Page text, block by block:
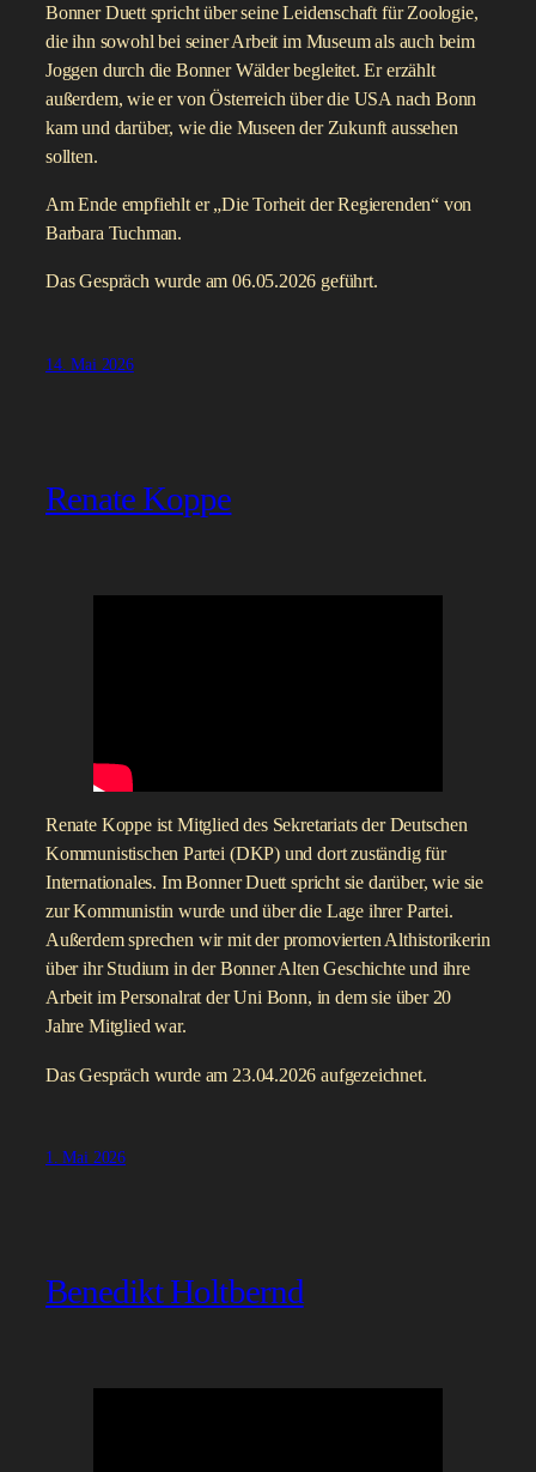
Bonner Duett spricht über seine Leidenschaft für Zoologie,
die ihn sowohl bei seiner Arbeit im Museum als auch beim
Joggen durch die Bonner Wälder begleitet. Er erzählt
außerdem, wie er von Österreich über die USA nach Bonn
kam und darüber, wie die Museen der Zukunft aussehen
sollten.
Am Ende empfiehlt er „Die Torheit der Regierenden“ von
Barbara Tuchman.
Das Gespräch wurde am 06.05.2026 geführt.
14. Mai 2026
Renate Koppe
Renate Koppe ist Mitglied des Sekretariats der Deutschen
Kommunistischen Partei (DKP) und dort zuständig für
Internationales. Im Bonner Duett spricht sie darüber, wie sie
zur Kommunistin wurde und über die Lage ihrer Partei.
Außerdem sprechen wir mit der promovierten Althistorikerin
über ihr Studium in der Bonner Alten Geschichte und ihre
Arbeit im Personalrat der Uni Bonn, in dem sie über 20
Jahre Mitglied war.
Das Gespräch wurde am 23.04.2026 aufgezeichnet.
1. Mai 2026
Benedikt Holtbernd